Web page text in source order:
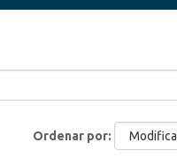
Ordenar por